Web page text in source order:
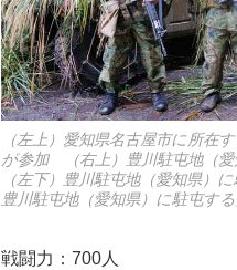
（左上）愛知県名古屋市に所在
が参加 （右上）豊川駐屯地（
（左下）豊川駐屯地（愛知県）
豊川駐屯地（愛知県）に駐屯す
戦闘力：700人